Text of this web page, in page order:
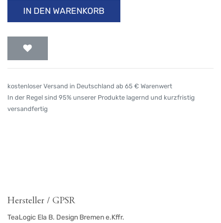
IN DEN WARENKORB
kostenloser Versand in Deutschland ab 65 € Warenwert
In der Regel sind 95% unserer Produkte lagernd und kurzfristig
versandfertig
Hersteller / GPSR
TeaLogic Ela B. Design Bremen e.Kffr.